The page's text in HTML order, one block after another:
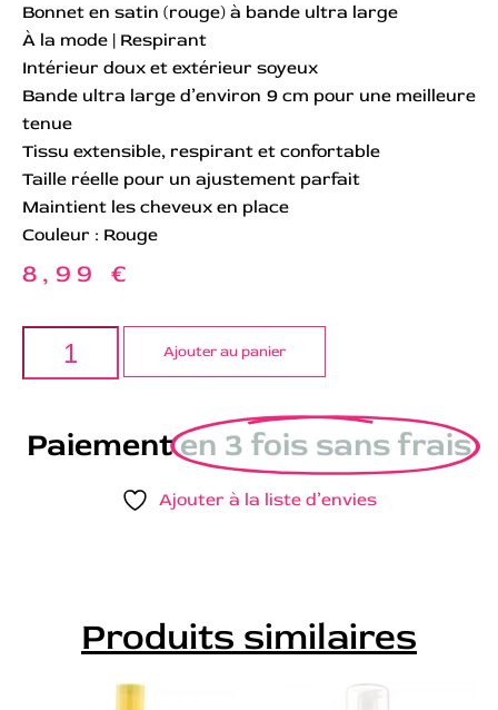
Bonnet en satin (rouge) à bande ultra large
À la mode | Respirant
Intérieur doux et extérieur soyeux
Bande ultra large d’environ 9 cm pour une meilleure
tenue
Tissu extensible, respirant et confortable
Taille réelle pour un ajustement parfait
Maintient les cheveux en place
Couleur : Rouge
8,99 €
Ajouter au panier
Paiementen 3 fois sans frais
Ajouter à la liste d’envies
Produits similaires